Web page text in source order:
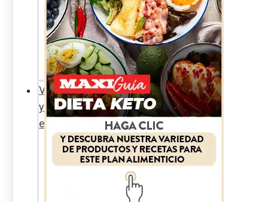
Sexualidad
responsable
En
la
percha
Vida
y
estilo
Productos
nuevos